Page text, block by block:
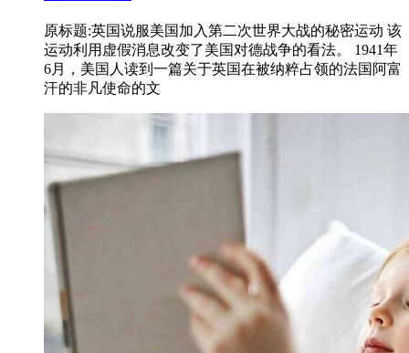
原标题:英国说服美国加入第二次世界大战的秘密运动 该
运动利用虚假消息改变了美国对德战争的看法。 1941年
6月，美国人读到一篇关于英国在被纳粹占领的法国阿富
汗的非凡使命的文